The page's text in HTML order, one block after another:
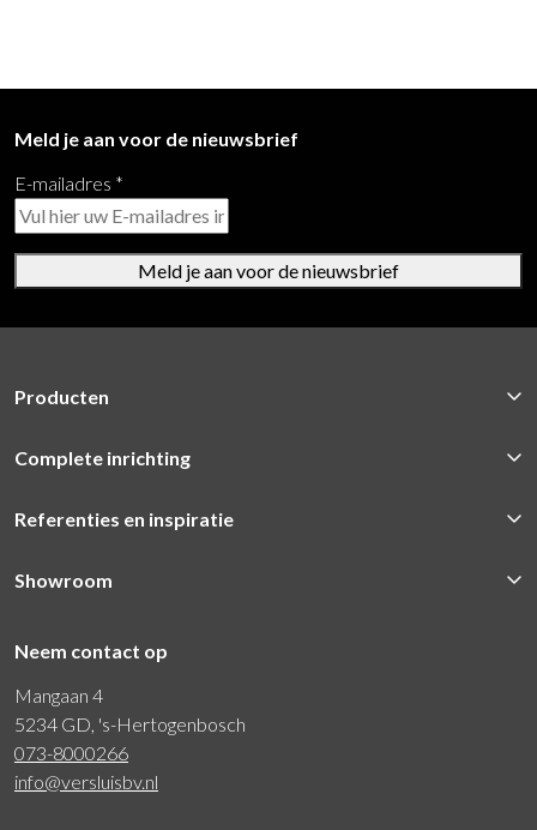
Meld je aan voor de nieuwsbrief
E-mailadres *
Meld je aan voor de nieuwsbrief
Producten
Complete inrichting
Referenties en inspiratie
Showroom
Neem contact op
Mangaan 4
5234 GD, 's-Hertogenbosch
073-8000266
info@versluisbv.nl